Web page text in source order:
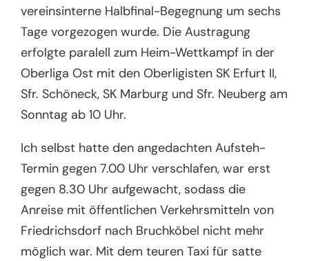
vereinsinterne Halbfinal-Begegnung um sechs
Tage vorgezogen wurde. Die Austragung
erfolgte paralell zum Heim-Wettkampf in der
Oberliga Ost mit den Oberligisten SK Erfurt II,
Sfr. Schöneck, SK Marburg und Sfr. Neuberg am
Sonntag ab 10 Uhr.
Ich selbst hatte den angedachten Aufsteh-
Termin gegen 7.00 Uhr verschlafen, war erst
gegen 8.30 Uhr aufgewacht, sodass die
Anreise mit öffentlichen Verkehrsmitteln von
Friedrichsdorf nach Bruchköbel nicht mehr
möglich war. Mit dem teuren Taxi für satte